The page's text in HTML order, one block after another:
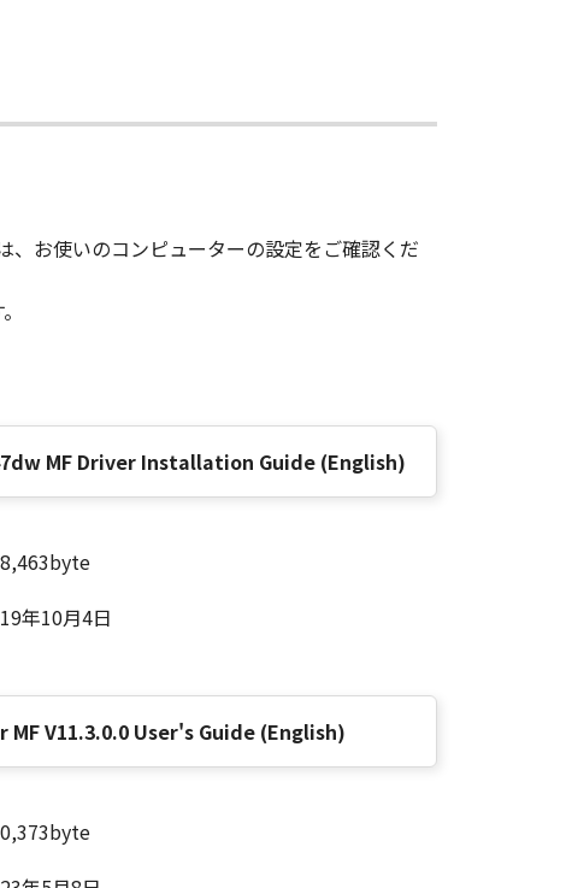
契約書を終了させることができま
複製物のすべてを廃棄または消去す
本契約書の終了後も効力を有しま
ンドユーザーである場合、以下の規定
(Oct 1995), consisting of
1995), all U.S. Government End
Canon Inc./30-2, Shimomaruko 3-
の条項は完全に有効に存続するものと
お使いのコンピューターの設定をご確認くだ
MF Driver Installation Guide (English)
年10月4日
MF V11.3.0.0 User's Guide (English)